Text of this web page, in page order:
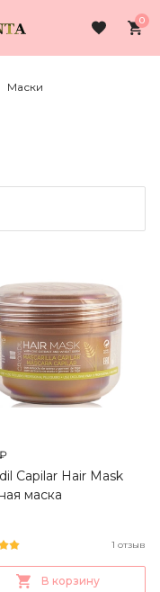
0
Маски
Capilar Hair Mask
маска
1 отзыв
В корзину